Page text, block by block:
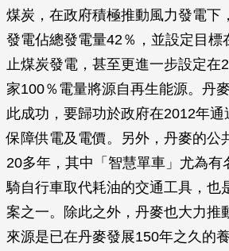
煤炭，在政府積極推動風力發電下
發電佔總發電量42％，並設定目標
止煤炭發電，甚至更進一步設定在
家100％電量將源自再生能源。丹
此成功，要歸功於政府在2012年
保障供電及電價。另外，丹麥的公
20多年，其中「智慧單車」尤為有
騎自行車取代耗油的交通工具，也
案之一。除此之外，丹麥也大力推
來源是已在丹麥發展150年之久的